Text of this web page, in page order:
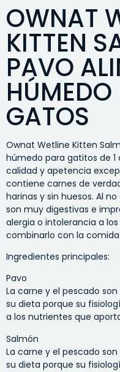
OWNAT
KITTEN
PAVO
HÚMEDO
GATOS
Ownat Wetline Kitten
húmedo para gatitos de 1
calidad y apetencia
contiene carnes de
harinas y sin huesos. Al
son muy digestivas e
alergia o intolerancia a
combinarlo con la
Ingredientes principales:
Pavo
La carne y el pescado
su dieta porque su
a los nutrientes que
Salmón
La carne y el pescado
su dieta porque su